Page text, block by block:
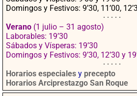
Domingos y Festivos: 9’30, 11’00,
· · · · ·
Verano (1 julio – 31 agosto)
Laborables: 19’30
Sábados y Vísperas: 19’30
Domingos y Festivos: 9’30, 12’30 y
· · · · ·
Horarios especiales y precepto
Horarios Arciprestazgo San Roque